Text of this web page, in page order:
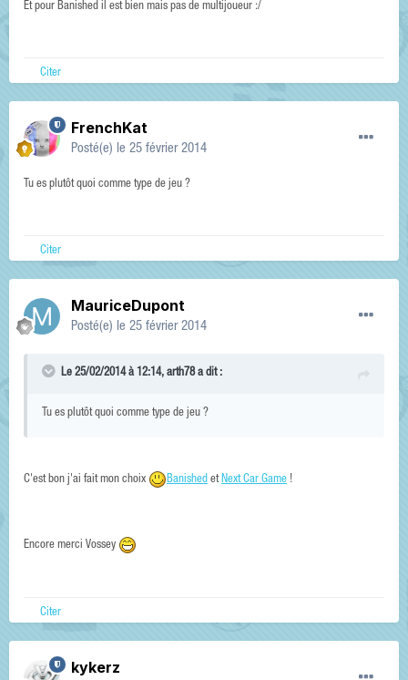
Et pour Banished il est bien mais pas de multijoueur :/
Citer
FrenchKat
Posté(e) le 25 février 2014
Tu es plutôt quoi comme type de jeu ?
Citer
MauriceDupont
Posté(e) le 25 février 2014
Le 25/02/2014 à 12:14, arth78 a dit :
Tu es plutôt quoi comme type de jeu ?
C'est bon j'ai fait mon choix Banished etNext Car Game !
Encore merci Vossey
Citer
kykerz